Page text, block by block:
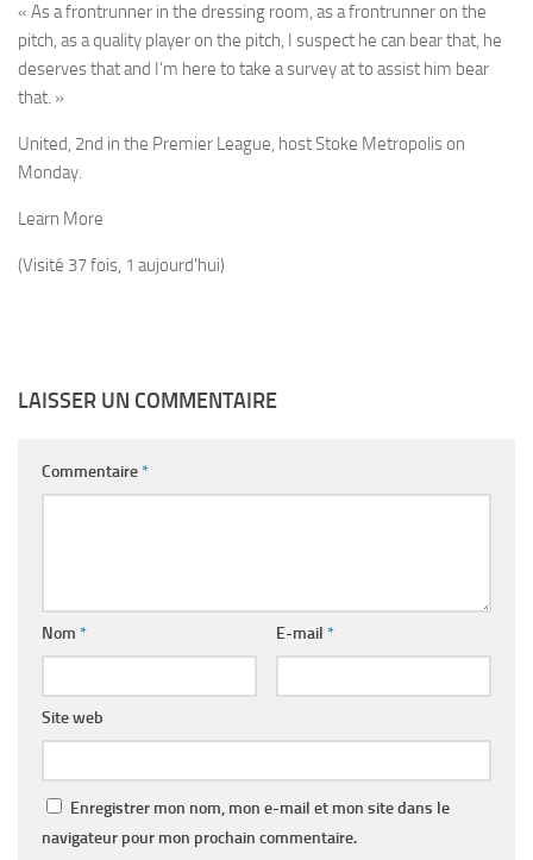
« As a frontrunner in the dressing room, as a frontrunner on the
pitch, as a quality player on the pitch, I suspect he can bear that, he
deserves that and I’m here to take a survey at to assist him bear
that. »
United, 2nd in the Premier League, host Stoke Metropolis on
Monday.
Learn More
(Visité 37 fois, 1 aujourd'hui)
LAISSER UN COMMENTAIRE
Commentaire*
Nom * E-mail *
Site web
Enregistrer mon nom, mon e-mail et mon site dans le
navigateur pour mon prochain commentaire.